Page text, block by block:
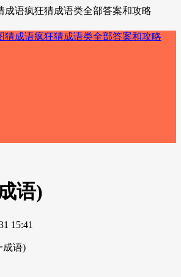
成语疯狂猜成语类全部答案和攻略
语)
15:41
成语)